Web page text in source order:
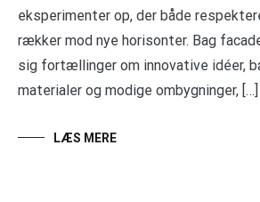
eksperimenter op, der både
rækker mod nye horisonter. Bag
sig fortællinger om innovative idéer,
materialer og modige ombygninger, […]
LÆS MERE